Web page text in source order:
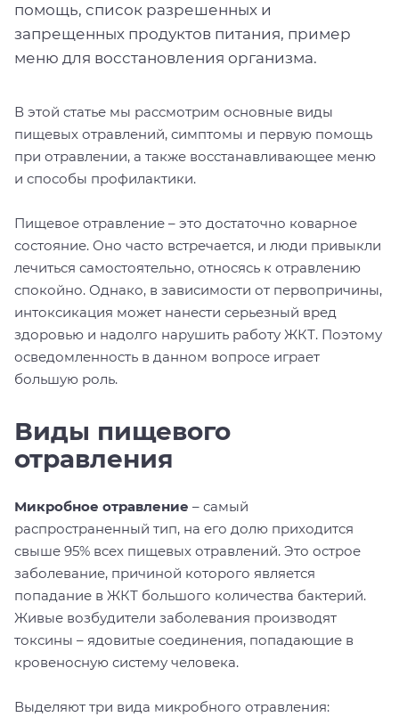
помощь, список разрешенных и
запрещенных продуктов питания, пример
меню для восстановления организма.
В этой статье мы рассмотрим основные виды
пищевых отравлений, симптомы и первую помощь
при отравлении, а также восстанавливающее меню
и способы профилактики.
Пищевое отравление – это достаточно коварное
состояние. Оно часто встречается, и люди привыкли
лечиться самостоятельно, относясь к отравлению
спокойно. Однако, в зависимости от первопричины,
интоксикация может нанести серьезный вред
здоровью и надолго нарушить работу ЖКТ. Поэтому
осведомленность в данном вопросе играет
большую роль.
Виды пищевого
отравления
Микробное отравление – самый
распространенный тип, на его долю приходится
свыше 95% всех пищевых отравлений. Это острое
заболевание, причиной которого является
попадание в ЖКТ большого количества бактерий.
Живые возбудители заболевания производят
токсины – ядовитые соединения, попадающие в
кровеносную систему человека.
Выделяют три вида микробного отравления: